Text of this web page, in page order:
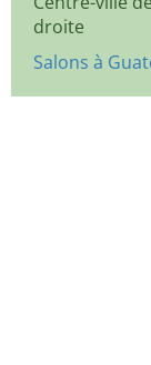
droite
Salons à